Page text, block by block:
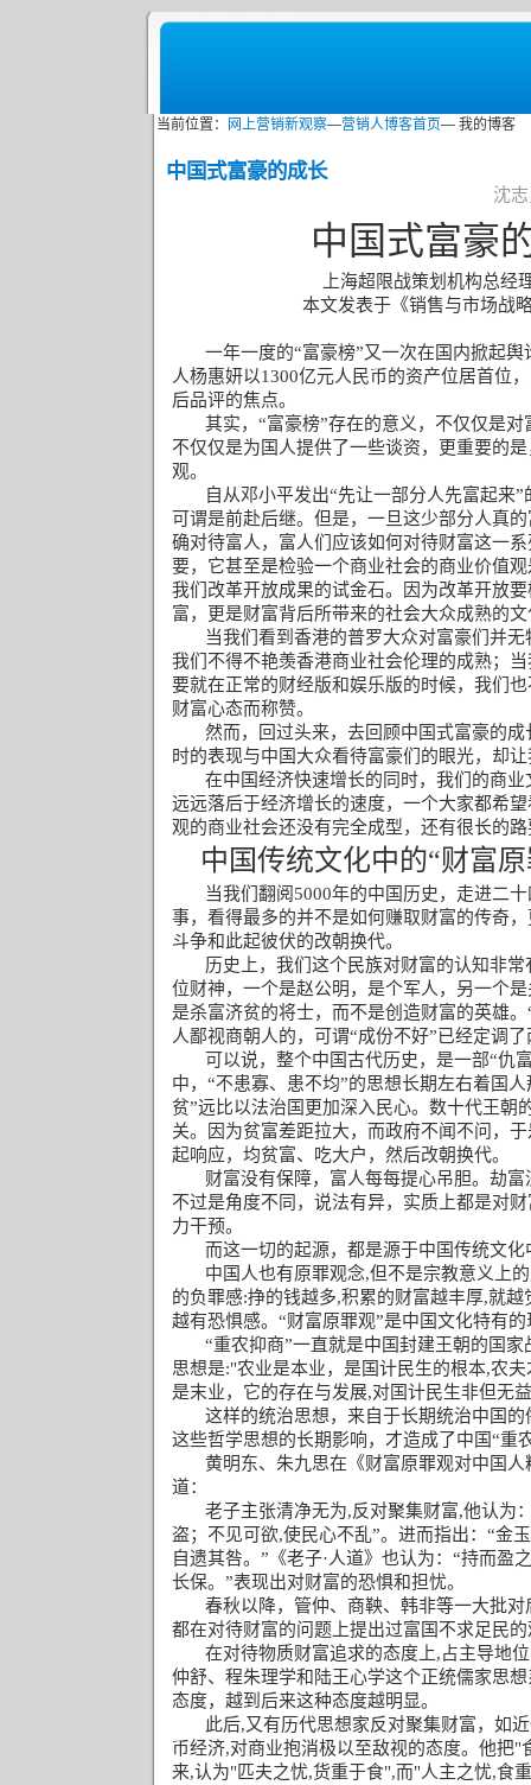
当前位置： 网上营销新观察—营销人博客首页— 我的博客
中国式富豪的成长
沈
中国式富豪
上海超限战策划机构总经
本文发表于《销售与市场战
一年一度的“富豪榜”又一次在国内掀起舆
人杨惠妍以1300亿元人民币的资产位居首位
后品评的焦点。
其实，“富豪榜”存在的意义，不仅仅是
不仅仅是为国人提供了一些谈资，更重要的
观。
自从邓小平发出“先让一部分人先富起来
可谓是前赴后继。但是，一旦这少部分人真
确对待富人，富人们应该如何对待财富这一
要，它甚至是检验一个商业社会的商业价值
我们改革开放成果的试金石。因为改革开放
富，更是财富背后所带来的社会大众成熟的
当我们看到香港的普罗大众对富豪们并
我们不得不艳羡香港商业社会伦理的成熟；
要就在正常的财经版和娱乐版的时候，我们
财富心态而称赞。
然而，回过头来，去回顾中国式富豪的
时的表现与中国大众看待富豪们的眼光，却
在中国经济快速增长的同时，我们的商
远远落后于经济增长的速度，一个大家都希
观的商业社会还没有完全成型，还有很长的
中国传统文化中的“财富
当我们翻阅 5000年的中国历史，走进二
事，看得最多的并不是如何赚取财富的传奇
斗争和此起彼伏的改朝换代。
历史上，我们这个民族对财富的认知非
位财神，一个是赵公明，是个军人，另一个
是杀富济贫的将士，而不是创造财富的英雄。
人鄙视商朝人的，可谓“成份不好”已经定调
可以说，整个中国古代历史，是一部“仇
中， “不患寡、患不均”的思想长期左右着国
贫”远比以法治国更加深入民心。数十代王朝
关。因为贫富差距拉大，而政府不闻不问，
起响应，均贫富、吃大户，然后改朝换代。
财富没有保障，富人每每提心吊胆。劫
不过是角度不同，说法有异，实质上都是对
力干预。
而这一切的起源，都是源于中国传统文化
中国人也有原罪观念,但不是宗教意义上
的负罪感:挣的钱越多,积累的财富越丰厚,就越
越有恐惧感。“财富原罪观”是中国文化特有的
“重农抑商”一直就是中国封建王朝的国
思想是:"农业是本业，是国计民生的根本,农夫
是末业，它的存在与发展,对国计民生非但无益
这样的统治思想，来自于长期统治中国
这些哲学思想的长期影响，才造成了中国“重
黄明东、朱九思在《财富原罪观对中国
道：
老子主张清净无为,反对聚集财富,他认为
盗；不见可欲,使民心不乱”。进而指出：“金
自遗其咎。”《老子·人道》也认为：“持而盈之
长保。”表现出对财富的恐惧和担忧。
春秋以降，管仲、商鞅、韩非等一大批
都在对待财富的问题上提出过富国不求足民
在对待物质财富追求的态度上,占主导地
仲舒、程朱理学和陆王心学这个正统儒家思
态度，越到后来这种态度越明显。
此后,又有历代思想家反对聚集财富，如
币经济,对商业抱消极以至敌视的态度。他把"
来,认为"匹夫之忧,货重于食",而"人主之忧,食